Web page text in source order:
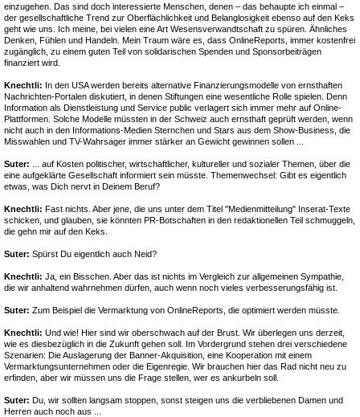
einzugehen. Das sind doch interessierte Menschen, denen – das behaupte ich einmal –
der gesellschaftliche Trend zur Oberflächlichkeit und Belanglosigkeit ebenso auf den Keks
geht wie uns. Ich meine, bei vielen eine Art Wesensverwandtschaft zu spüren. Ähnliches
Denken, Fühlen und Handeln. Mein Traum wäre es, dass OnlineReports, immer kostenfrei
zugänglich, zu einem guten Teil von solidarischen Spenden und Sponsorbeiträgen
finanziert wird.
Knechtli: In den USA werden bereits alternative Finanzierungsmodelle von ernsthaften
Nachrichten-Portalen diskutiert, in denen Stiftungen eine wesentliche Rolle spielen. Denn
Information als Dienstleistung und Service public verlagert sich immer mehr auf Online-
Plattformen. Solche Modelle müssten in der Schweiz auch ernsthaft geprüft werden, wenn
nicht auch in den Informations-Medien Sternchen und Stars aus dem Show-Business, die
Misswahlen und TV-Wahrsager immer stärker an Gewicht gewinnen sollen ...
Suter: ... auf Kosten politischer, wirtschaftlicher, kultureller und sozialer Themen, über die
eine aufgeklärte Gesellschaft informiert sein müsste. Themenwechsel: Gibt es eigentlich
etwas, was Dich nervt in Deinem Beruf?
Knechtli: Fast nichts. Aber jene, die uns unter dem Titel "Medienmitteilung" Inserat-Texte
schicken, und glauben, sie könnten PR-Botschaften in den redaktionellen Teil schmuggeln,
die gehn mir auf den Keks.
Suter: Spürst Du eigentlich auch Neid?
Knechtli: Ja, ein Bisschen. Aber das ist nichts im Vergleich zur allgemeinen Sympathie,
die wir anhaltend wahrnehmen dürfen, auch wenn noch vieles verbesserungsfähig ist.
Suter: Zum Beispiel die Vermarktung von OnlineReports, die optimiert werden müsste.
Knechtli: Und wie! Hier sind wir oberschwach auf der Brust. Wir überlegen uns derzeit,
wie es diesbezüglich in die Zukunft gehen soll. Im Vordergrund stehen drei verschiedene
Szenarien: Die Auslagerung der Banner-Akquisition, eine Kooperation mit einem
Vermarktungsunternehmen oder die Eigenregie. Wir brauchen hier das Rad nicht neu zu
erfinden, aber wir müssen uns die Frage stellen, wer es ankurbeln soll.
Suter: Du, wir sollten langsam stoppen, sonst steigen uns die verbliebenen Damen und
Herren auch noch aus ...